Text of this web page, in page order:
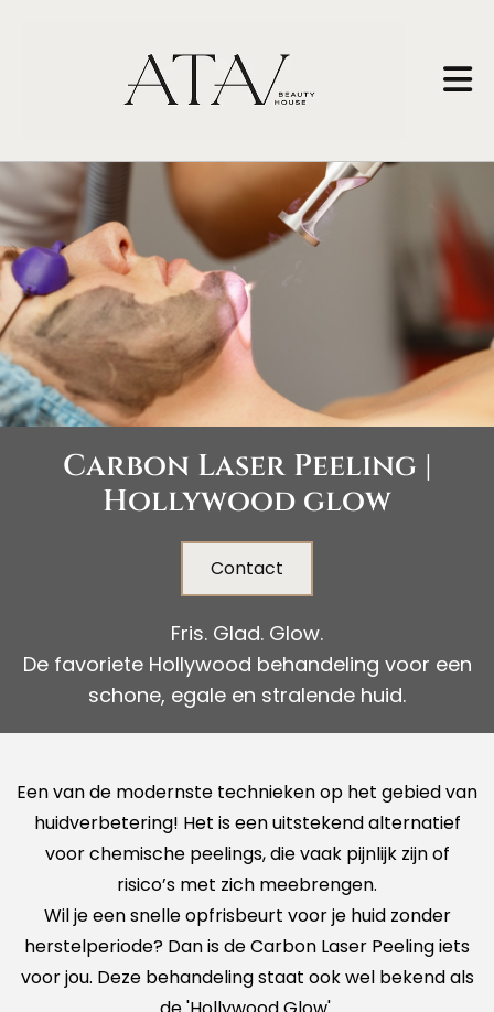
Carbon Laser Peeling |
Hollywood glow
Contact
Fris. Glad. Glow.
De favoriete Hollywood behandeling voor een
schone, egale en stralende huid.
Een van de modernste technieken op het gebied van
huidverbetering! Het is een uitstekend alternatief
voor chemische peelings, die vaak pijnlijk zijn of
risico’s met zich meebrengen.
Wil je een snelle opfrisbeurt voor je huid zonder
herstelperiode? Dan is de Carbon Laser Peeling iets
voor jou. Deze behandeling staat ook wel bekend als